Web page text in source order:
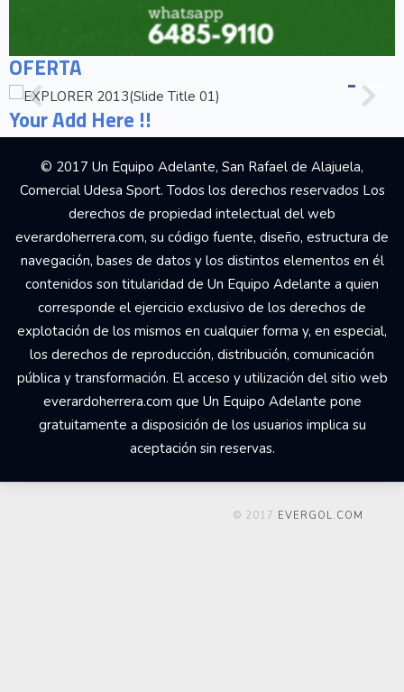
OFERTA
Your Add Here !!
© 2017 Un Equipo Adelante, San Rafael de Alajuela,
Comercial Udesa Sport. Todos los derechos reservados Los
derechos de propiedad intelectual del web
everardoherrera.com, su código fuente, diseño, estructura de
navegación, bases de datos y los distintos elementos en él
contenidos son titularidad de Un Equipo Adelante a quien
corresponde el ejercicio exclusivo de los derechos de
explotación de los mismos en cualquier forma y, en especial,
los derechos de reproducción, distribución, comunicación
pública y transformación. El acceso y utilización del sitio web
everardoherrera.com que Un Equipo Adelante pone
gratuitamente a disposición de los usuarios implica su
aceptación sin reservas.
© 2017 EVERGOL.COM